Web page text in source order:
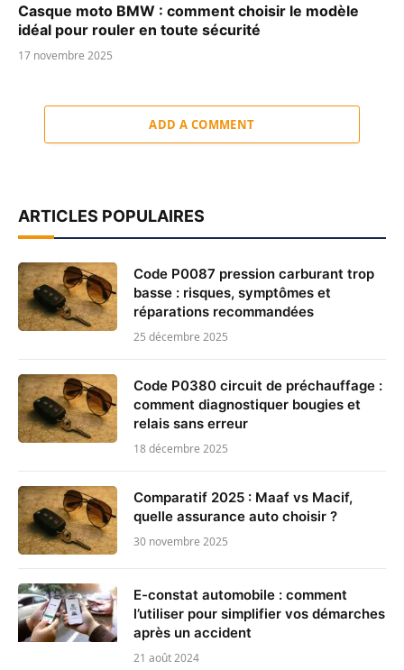
Casque moto BMW : comment choisir le modèle
idéal pour rouler en toute sécurité
17 novembre 2025
ADD A COMMENT
ARTICLES POPULAIRES
Code P0087 pression carburant trop
basse : risques, symptômes et
réparations recommandées
25 décembre 2025
Code P0380 circuit de préchauffage :
comment diagnostiquer bougies et
relais sans erreur
18 décembre 2025
Comparatif 2025 : Maaf vs Macif,
quelle assurance auto choisir ?
30 novembre 2025
E-constat automobile : comment
l’utiliser pour simplifier vos démarches
après un accident
21 août 2024